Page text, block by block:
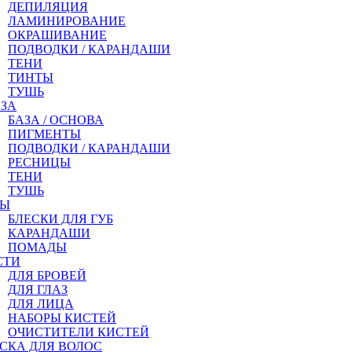
ДЕПИЛЯЦИЯ
ЛАМИНИРОВАНИЕ
ОКРАШИВАНИЕ
ПОДВОДКИ / КАРАНДАШИ
ТЕНИ
ТИНТЫ
ТУШЬ
БАЗА / ОСНОВА
ПИГМЕНТЫ
ПОДВОДКИ / КАРАНДАШИ
РЕСНИЦЫ
ТЕНИ
ТУШЬ
БЛЕСКИ ДЛЯ ГУБ
КАРАНДАШИ
ПОМАДЫ
ДЛЯ БРОВЕЙ
ДЛЯ ГЛАЗ
ДЛЯ ЛИЦА
НАБОРЫ КИСТЕЙ
ОЧИСТИТЕЛИ КИСТЕЙ
ДЛЯ ВОЛОС